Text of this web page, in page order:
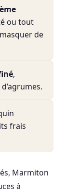
ou tout
de
,
frais
Marmiton
à